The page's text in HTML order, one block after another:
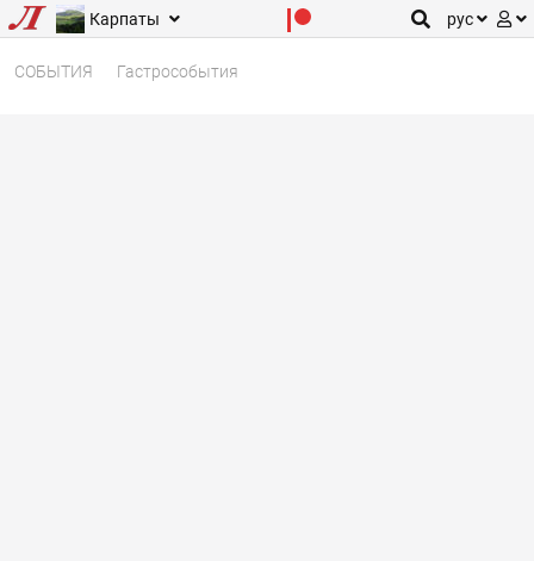
Карпаты рус
СОБЫТИЯ Гастрособытия